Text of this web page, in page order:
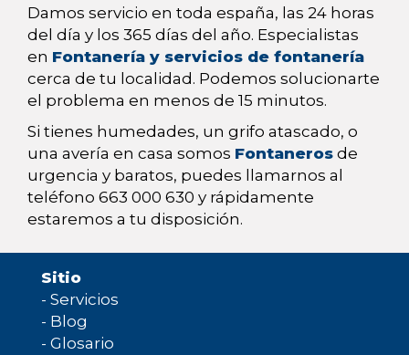
Damos servicio en toda españa, las 24 horas
del día y los 365 días del año. Especialistas
en Fontanería y servicios de fontanería
cerca de tu localidad. Podemos solucionarte
el problema en menos de 15 minutos.
Si tienes humedades, un grifo atascado, o
una avería en casa somos Fontaneros de
urgencia y baratos, puedes llamarnos al
teléfono 663 000 630 y rápidamente
estaremos a tu disposición.
Sitio
- Servicios
- Blog
- Glosario